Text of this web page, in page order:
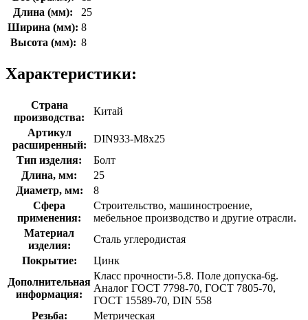
Длина (мм):
25
Ширина (мм): 8
Высота (мм): 8
Характеристики:
Страна
производства:
Китай
Артикул
расширенный:
DIN933-М8x25
Тип изделия:
Болт
Длина, мм:
25
Диаметр, мм:
8
Сфера
применения:
Строительство, машиностроение,
мебельное производство и другие отрасли.
Материал
изделия:
Сталь углеродистая
Покрытие:
Цинк
Дополнительная
информация:
Класс прочности-5.8. Поле допуска-6g.
Аналог ГОСТ 7798-70, ГОСТ 7805-70,
ГОСТ 15589-70, DIN 558
Резьба:
Метрическая